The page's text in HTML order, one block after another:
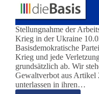
Stellungnahme der
Krieg in der Ukraine
Basisdemokratische
Krieg und jede
grundsätzlich ab. Wir
Gewaltverbot aus
unterlassen in ihren…